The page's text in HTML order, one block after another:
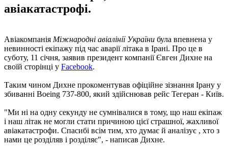
авіакатастрофі.
Авіакомпанія Міжнародні авіалінії України була впевнена у
невинності екіпажу під час аварії літака в Ірані. Про це в
суботу, 11 січня, заявив президент компанії Євген Дихне на
своїй сторінці у Facebook.
Таким чином Дихне прокоментував офіційне зізнання Ірану у
збиванні Boeing 737-800, який здійснював рейс Тегеран - Київ.
"Ми ні на одну секунду не сумнівалися в тому, що наш екіпаж
і наш літак не могли стати причиною цієї страшної, жахливої ​​
авіакатастрофи. Спасибі всім тим, хто думає й аналізує , хто з
нами це розділяв і розділяє", - написав Дихне.